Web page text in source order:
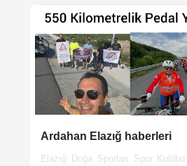
Ardahan Elazığ haberleri
Elazığ Doğa Sporları Spor